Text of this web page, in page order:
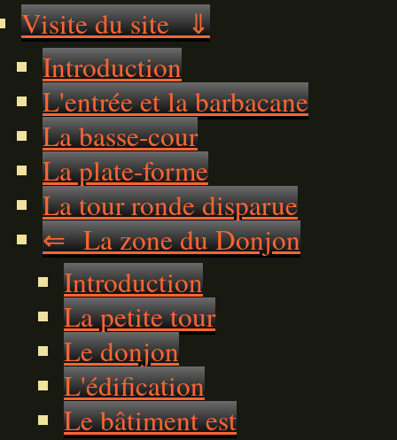
Visite du site ⇓
Introduction
L'entrée et la barbacane
La basse-cour
La plate-forme
La tour ronde disparue
⇐ La zone du Donjon
Introduction
La petite tour
Le donjon
L'édification
Le bâtiment est